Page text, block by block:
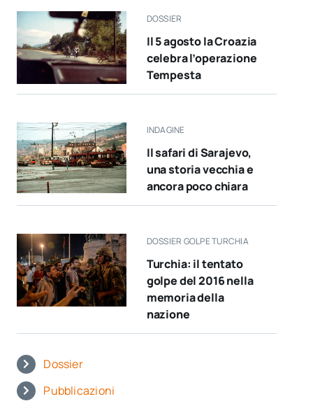
DOSSIER
Il 5 agosto la Croazia
celebra l’operazione
Tempesta
INDAGINE
Il safari di Sarajevo,
una storia vecchia e
ancora poco chiara
DOSSIER GOLPE TURCHIA
Turchia: il tentato
golpe del 2016 nella
memoria della
nazione
Dossier
Pubblicazioni